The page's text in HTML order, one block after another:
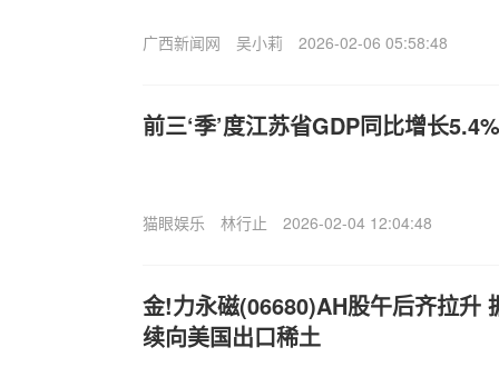
广西新闻网 吴小莉 2026-02-06 05:58:48
前三‘季’度江苏省GDP同比增长5.4%
猫眼娱乐 林行止 2026-02-04 12:04:48
金!力永磁(06680)AH股午后齐拉升
续向美国出口稀土